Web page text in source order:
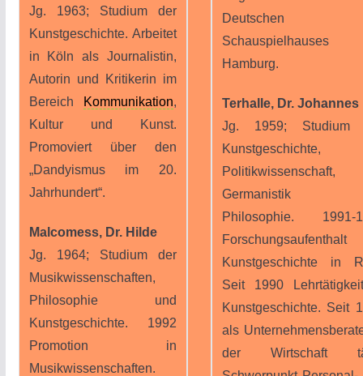
Jg. 1963; Studium der
Kunstgeschichte. Arbeitet
in Köln als Journalistin,
Autorin und Kritikerin im
Bereich
Kommunikation,
Kultur und Kunst.
Promoviert über den
„Dandyismus im 20.
Jahrhundert“.
Malcomess, Dr. Hilde
Jg. 1964; Studium der
Musikwissenschaften,
Philosophie und
Kunstgeschichte. 1992
Promotion in
Musikwissenschaften.
Deutschen
Schauspielhauses
Hamburg.
Terhalle, Dr. Johannes
Jg. 1959; Studium
Kunstgeschichte,
Politikwissenschaft,
Germanistik
Philosophie. 1991-
Kunstgeschichte in
Seit 1990
Kunstgeschichte. Seit
als
der Wirtschaft